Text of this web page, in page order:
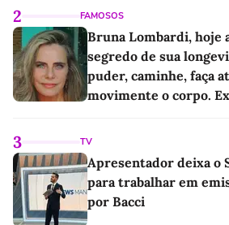
2 FAMOSOS
Bruna Lombardi, hoje
segredo de sua
puder, caminhe, faça
movimente o corpo.
3 TV
Apresentador deixa o
para trabalhar em
por Bacci